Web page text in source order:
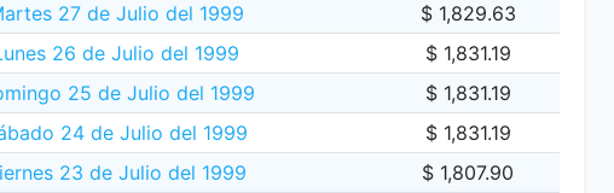
27 de Julio del 1999
$ 1,829.63
26 de Julio del 1999
$ 1,831.19
25 de Julio del 1999
$ 1,831.19
24 de Julio del 1999
$ 1,831.19
23 de Julio del 1999
$ 1,807.90